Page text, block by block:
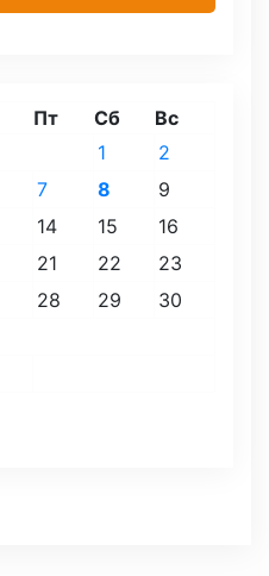
Пт Сб Вс
1
2
7 8
9
14 15
16
21 22
23
28 29
30